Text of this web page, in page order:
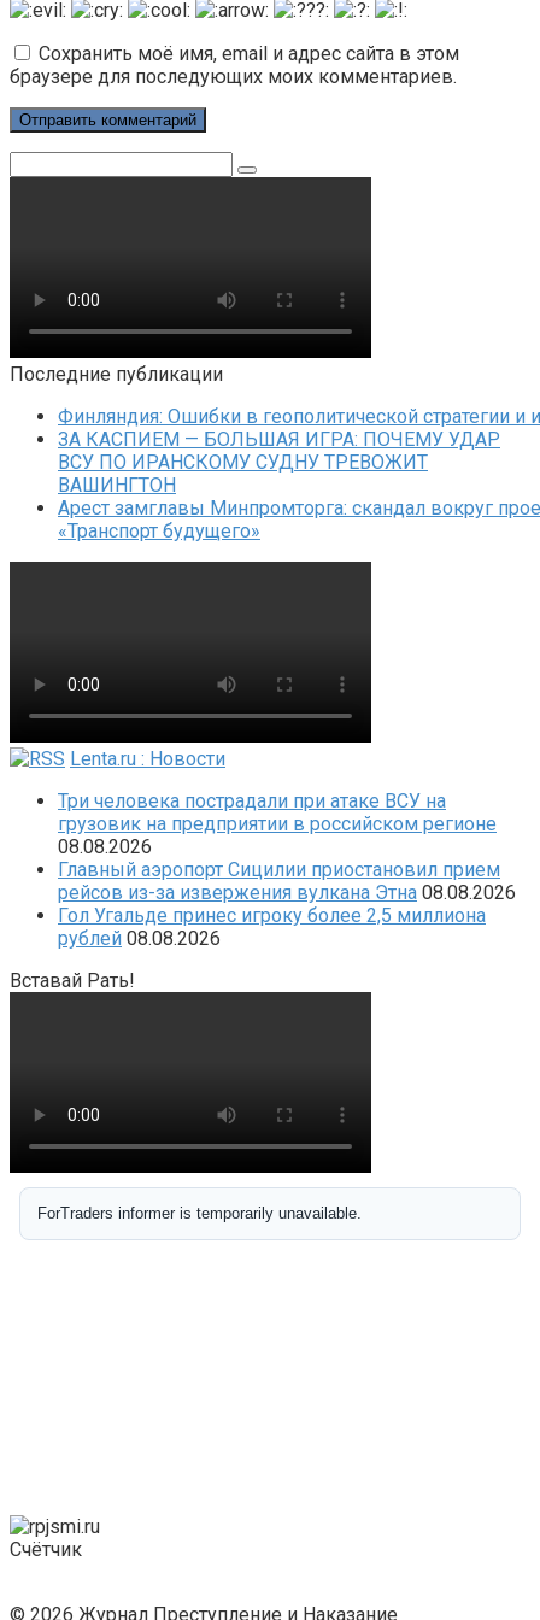
Сохранить моё имя, email и адрес сайта в этом
браузере для последующих моих комментариев.
Последние публикации
Финляндия: Ошибки в геополитической стратегии и
ЗА КАСПИЕМ — БОЛЬШАЯ ИГРА: ПОЧЕМУ УДАР
ВСУ ПО ИРАНСКОМУ СУДНУ ТРЕВОЖИТ
ВАШИНГТОН
Арест замглавы Минпромторга: скандал вокруг
«Транспорт будущего»
Lenta.ru : Новости
Три человека пострадали при атаке ВСУ на
грузовик на предприятии в российском регионе
08.08.2026
Главный аэропорт Сицилии приостановил прием
рейсов из-за извержения вулкана Этна 08.08.2026
Гол Угальде принес игроку более 2,5 миллиона
рублей 08.08.2026
Вставай Рать!
Счётчик
© 2026 Журнал Преступление и Наказание